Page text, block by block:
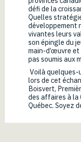
défi de la
Quelles
développement
vivantes leurs
son épingle du
main-d’œuvre et
pas soumis aux
Voilà quelques-
lors de cet
Boisvert,
des affaires à la
Québec. Soyez